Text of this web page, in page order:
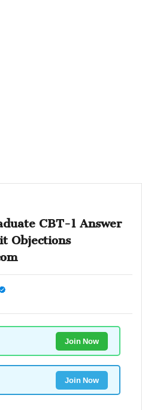
CBT-1 Answer
Objections
Join Now
Join Now